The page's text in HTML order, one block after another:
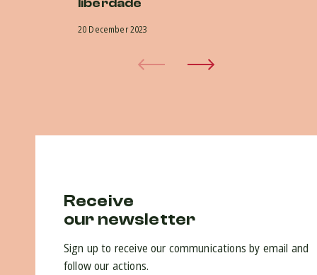
liberdade
20 December 2023
Receive
our newsletter
Sign up to receive our communications by email and
follow our actions.